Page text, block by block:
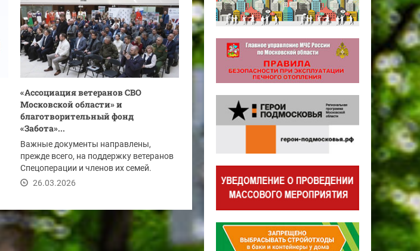
«Ассоциация ветеранов СВО
Московской области» и
благотворительный фонд
«Забота»...
Важные документы направлены,
прежде всего, на поддержку ветеранов
Спецоперации и членов их семей.
26.03.2026